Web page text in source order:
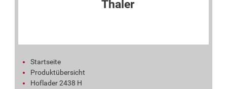
Startseite
Produktübersicht
Hoflader 2438 H